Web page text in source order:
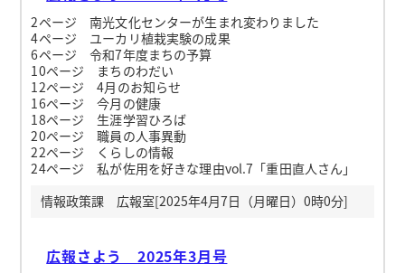
2ページ 南光文化センターが生まれ変わりました
4ページ ユーカリ植栽実験の成果
6ページ 令和7年度まちの予算
10ページ まちのわだい
12ページ 4月のお知らせ
16ページ 今月の健康
18ページ 生涯学習ひろば
20ページ 職員の人事異動
22ページ くらしの情報
24ページ 私が佐用を好きな理由vol.7「重田直人さん」
情報政策課 広報室[2025年4月7日（月曜日）0時0分]
広報さよう 2025年3月号